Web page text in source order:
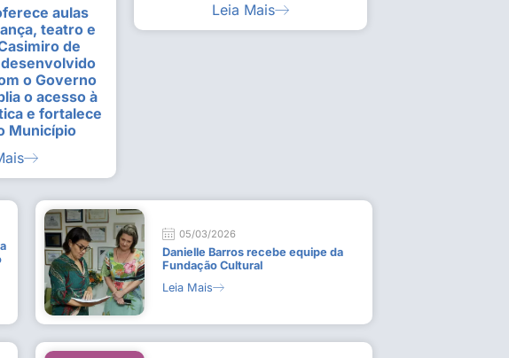
experiência artística em visita guiada à exposição “Em
em Rio Dourado
aulas
teatro e
de
o Governo
o acesso à
e fortalece
Município
Leia Mais
05/03/2026
Danielle Barros recebe equipe da
Fundação Cultural
Leia Mais